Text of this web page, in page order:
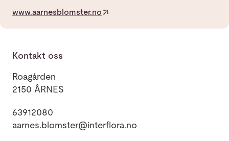
www.aarnesblomster.no
Kontakt oss
Roagården
2150 ÅRNES
63912080
aarnes.blomster@interflora.no